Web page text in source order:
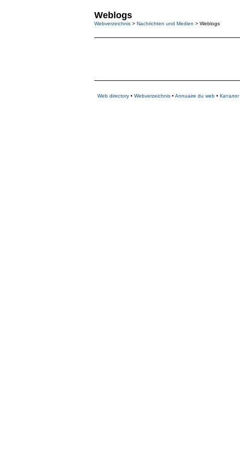
Weblogs
Webverzeichnis > Nachrichten und Medien > Weblogs
Web directory • Webverzeichnis • Annuaire du web • Каталог